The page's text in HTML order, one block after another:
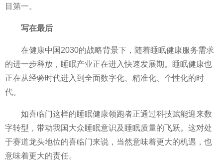
目第一。
写在最后
在健康中国2030的战略背景下，随着睡眠健康服务需求
的进一步释放，睡眠产业正在进入快速发展期。睡眠健康也
正在从经验时代进入到全面数字化、精准化、个性化的时
代。
如喜临门这样的睡眠健康领跑者正通过科技赋能迎来数
字转型，带动我国大众睡眠意识及睡眠质量的飞跃。这对处
于赛道龙头地位的喜临门来说，当然意味着更大的机遇，也
意味着更大的责任。